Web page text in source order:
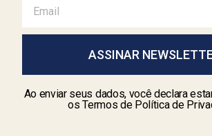
ASSINAR
Ao enviar seus dados, você declara
os Termos de Política de